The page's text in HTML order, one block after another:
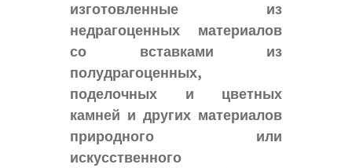
изготовленные из
недрагоценных материалов
со вставками из
полудрагоценных,
поделочных и цветных
камней и других материалов
природного или
искусственного